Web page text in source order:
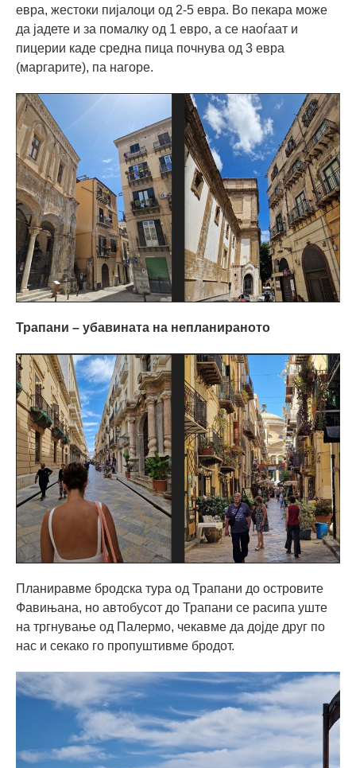
евра, жестоки пијалоци од 2-5 евра. Во пекара може
да јадете и за помалку од 1 евро, а се наоѓаат и
пицерии каде средна пица почнува од 3 евра
(маргарите), па нагоре.
Трапани – убавината на непланираното
Планиравме бродска тура од Трапани до островите
Фавињана, но автобусот до Трапани се расипа уште
на тргнување од Палермо, чекавме да дојде друг по
нас и секако го пропуштивме бродот.